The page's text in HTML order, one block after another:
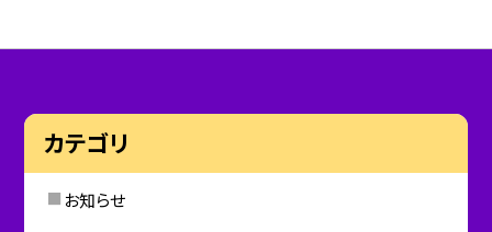
カテゴリ
お知らせ